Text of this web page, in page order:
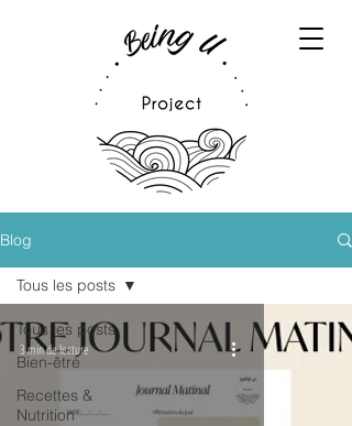
Blog
Tous les posts
Bien-être
Recettes &
Nutrition
Tous les posts
3 min de lecture